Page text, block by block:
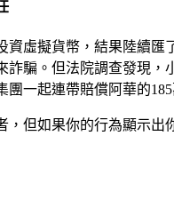
資虛擬貨幣，結果陸續
詐騙。但法院調查發現
一起連帶賠償阿華的
但如果你的行為顯示